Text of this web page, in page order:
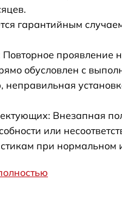
гарантийным
Повторное проявление
обусловлен с
неправильная
Внезапная
или
при нормальном